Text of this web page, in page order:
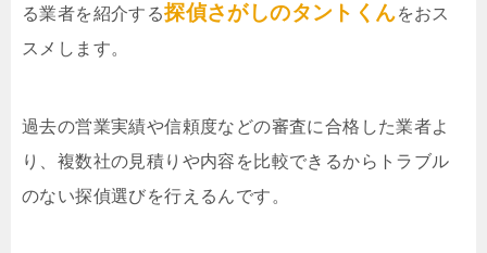
る業者を紹介する探偵さがしのタントくんをおス
スメします。
過去の営業実績や信頼度などの審査に合格した業者よ
り、複数社の見積りや内容を比較できるからトラブル
のない探偵選びを行えるんです。